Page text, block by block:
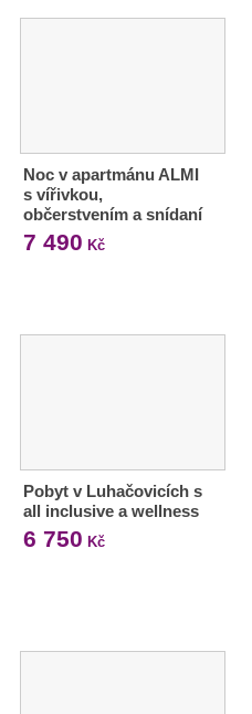
Noc v apartmánu ALMI
s vířivkou,
občerstvením a snídaní
7 490 Kč
Pobyt v Luhačovicích s
all inclusive a wellness
6 750 Kč